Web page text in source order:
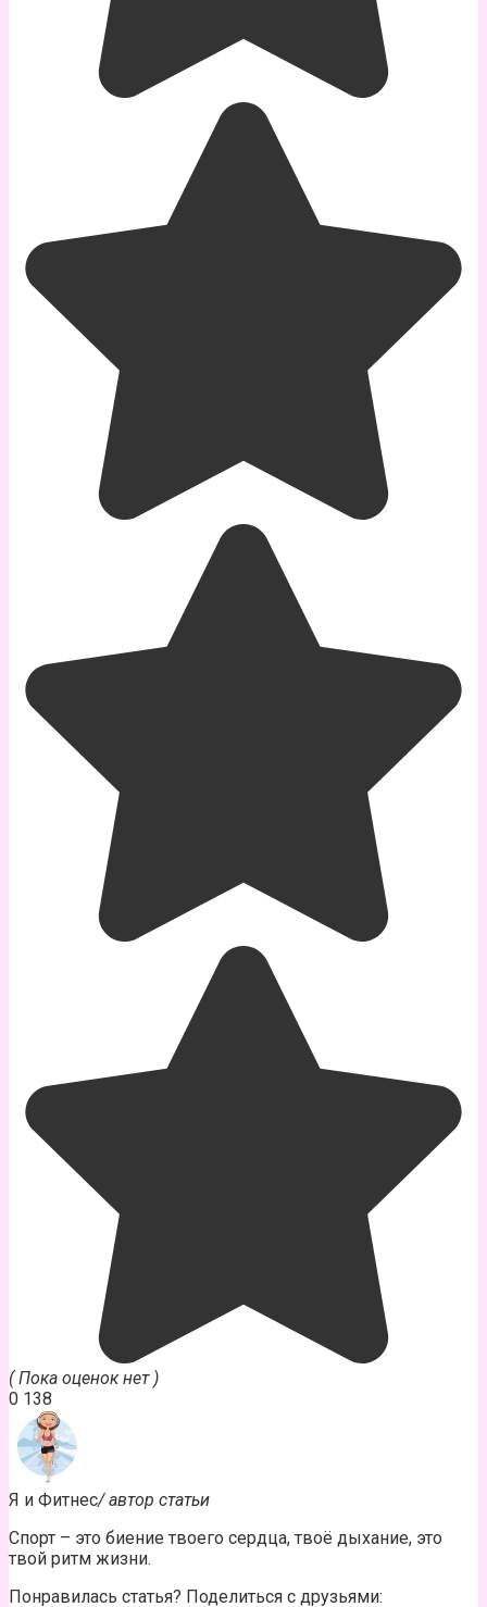
( Пока оценок нет )
0 138
Я и Фитнес/ автор статьи
Спорт – это биение твоего сердца, твоё дыхание, это
твой ритм жизни.
Понравилась статья? Поделиться с друзьями: